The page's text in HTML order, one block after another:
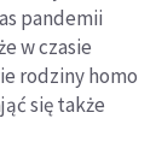
pandemii
w czasie
rodziny homo
się także